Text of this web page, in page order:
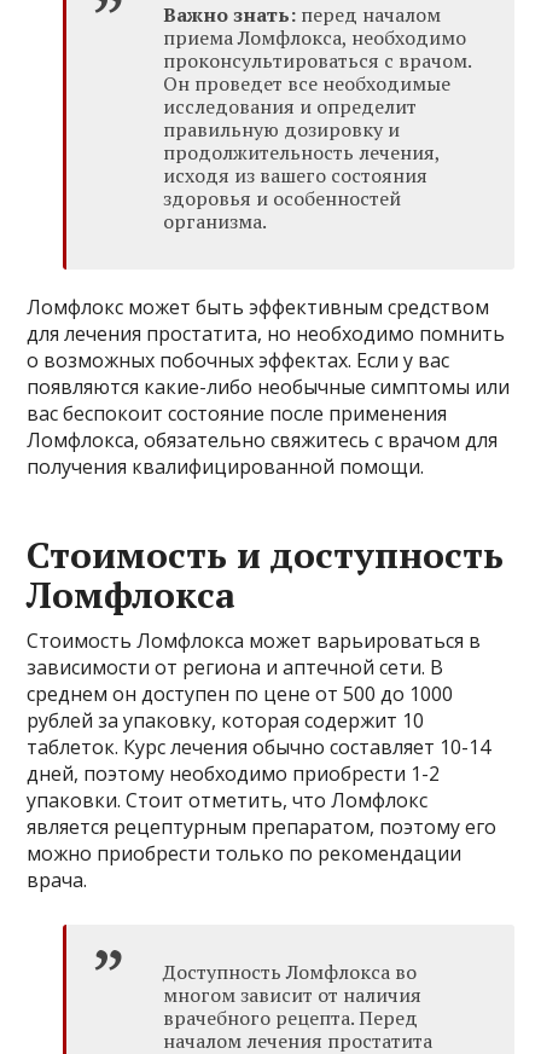
Важно знать: перед началом
приема Ломфлокса, необходимо
проконсультироваться с врачом.
Он проведет все необходимые
исследования и определит
правильную дозировку и
продолжительность лечения,
исходя из вашего состояния
здоровья и особенностей
организма.
Ломфлокс может быть эффективным средством
для лечения простатита, но необходимо помнить
о возможных побочных эффектах. Если у вас
появляются какие-либо необычные симптомы или
вас беспокоит состояние после применения
Ломфлокса, обязательно свяжитесь с врачом для
получения квалифицированной помощи.
Стоимость и доступность
Ломфлокса
Стоимость Ломфлокса может варьироваться в
зависимости от региона и аптечной сети. В
среднем он доступен по цене от 500 до 1000
рублей за упаковку, которая содержит 10
таблеток. Курс лечения обычно составляет 10-14
дней, поэтому необходимо приобрести 1-2
упаковки. Стоит отметить, что Ломфлокс
является рецептурным препаратом, поэтому его
можно приобрести только по рекомендации
врача.
Доступность Ломфлокса во
многом зависит от наличия
врачебного рецепта. Перед
началом лечения простатита